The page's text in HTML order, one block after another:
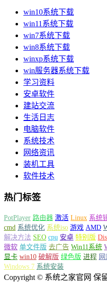
win10系统下载
win11系统下载
win7系统下载
win8系统下载
winxp系统下载
win服务器系统下载
学习资料
安卓软件
建站交流
生活日志
电脑软件
系统技术
网络资讯
装机工具
软件技术
热门标签
PotPlayer 路由器 激活 Linux 系统
cmd 系统优化 系统iso 游戏 AMD
解决方法 SEO cpu 安卓 特别版
微软 单文件版 去广告 Win11系统
显卡 win10 破解版 绿色版 进程
Windows 7 系统安装
Copyright © 系统之家官网 保